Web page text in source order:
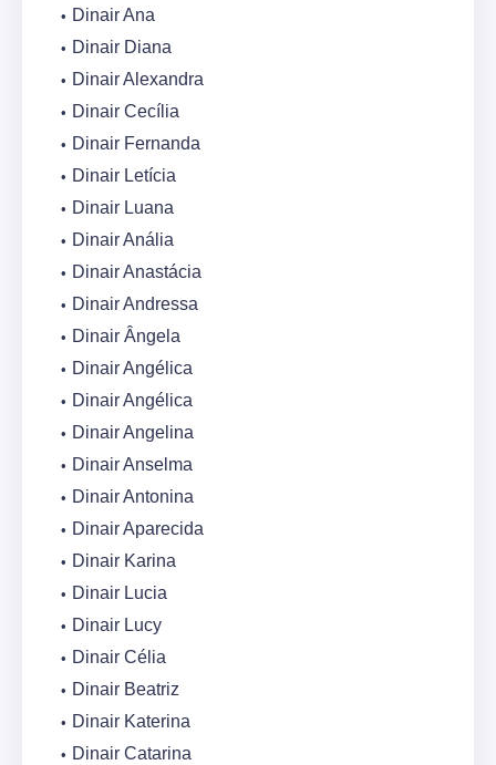
Dinair Ana
Dinair Diana
Dinair Alexandra
Dinair Cecília
Dinair Fernanda
Dinair Letícia
Dinair Luana
Dinair Anália
Dinair Anastácia
Dinair Andressa
Dinair Ângela
Dinair Angélica
Dinair Angélica
Dinair Angelina
Dinair Anselma
Dinair Antonina
Dinair Aparecida
Dinair Karina
Dinair Lucia
Dinair Lucy
Dinair Célia
Dinair Beatriz
Dinair Katerina
Dinair Catarina